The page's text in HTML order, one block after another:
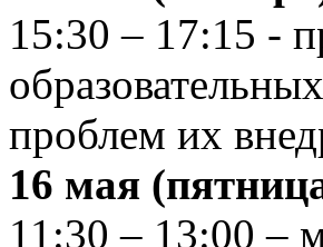
15:30 – 17:15 -
проблем их
16 мая
11:30 – 13:00 –